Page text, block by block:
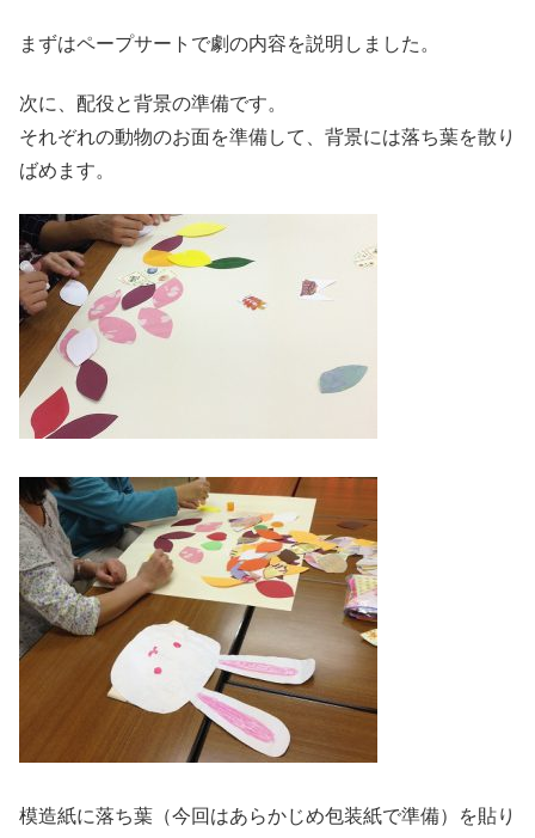
まずはペープサートで劇の内容を説明しました。
次に、配役と背景の準備です。
それぞれの動物のお面を準備して、背景には落ち葉を散り
ばめます。
模造紙に落ち葉（今回はあらかじめ包装紙で準備）を貼り